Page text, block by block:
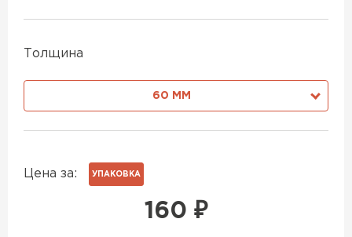
Толщина
60 ММ
Цена за: УПАКОВКА
160 ₽
ПЕРЕЙТИ
ПЕРЕЙТИ
Утеплитель Дирок
Утеплитель Тизол